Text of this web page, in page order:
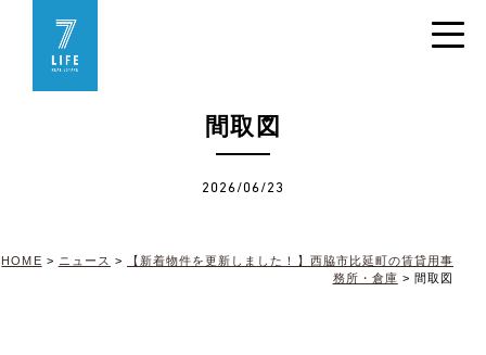
間取図
2026/06/23
HOME > ニュース >
【新着物件を更新しました！】西脇市比延町の賃貸用事
務所・倉庫 > 間取図